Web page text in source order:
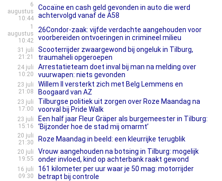
6
augustus
10:44
Cocaïne en cash geld gevonden in auto die werd
achtervolgd vanaf de A58
1
augustus
10:42
26Condor-zaak: vijfde verdachte aangehouden voor
voorbereiden ontvoeringen in crimineel milieu
31 juli
21:21
Scooterrijder zwaargewond bij ongeluk in Tilburg,
traumaheli opgeroepen
24 juli
10:20
Arrestatieteam doet inval bij man na melding over
vuurwapen: niets gevonden
23 juli
21:08
Willem II versterkt zich met Belg Lemmens en
Boogaard van AZ
23 juli
17:00
Tilburgse politiek uit zorgen over Roze Maandag na
voorval bij Pride Walk
23 juli
15:16
Een half jaar Fleur Gräper als burgemeester in Tilburg:
‘Bijzonder hoe de stad mij omarmt’
20 juli
21:30
Roze Maandag in beeld: een kleurrijke terugblik
20 juli
19:55
Vrouw aangehouden na botsing in Tilburg: mogelijk
onder invloed, kind op achterbank raakt gewond
16 juli
09:30
161 kilometer per uur waar je 50 mag: motorrijder
betrapt bij controle